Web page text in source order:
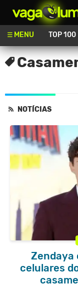
MENU TOP 100
NOTÍCIAS
Zendaya
celulares